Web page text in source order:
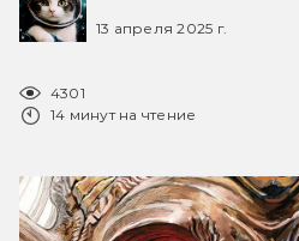
13 апреля 2025 г.
4301
14 минут на чтение